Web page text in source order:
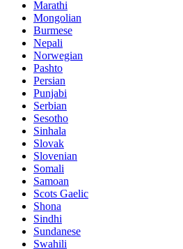
Marathi
Mongolian
Burmese
Nepali
Norwegian
Pashto
Persian
Punjabi
Serbian
Sesotho
Sinhala
Slovak
Slovenian
Somali
Samoan
Scots Gaelic
Shona
Sindhi
Sundanese
Swahili